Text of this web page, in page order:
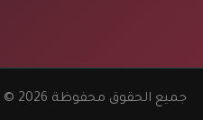
جميع الحقوق محفوظة 2026 ©